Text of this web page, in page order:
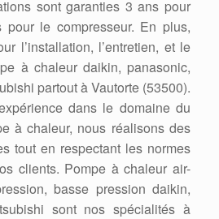
sont garanties 3 ans pour
le compresseur. En plus,
l’installation, l’entretien, et le
à chaleur daikin, panasonic,
partout à Vautorte (53500).
dans le domaine du
à chaleur, nous réalisons des
tout en respectant les normes
clients. Pompe à chaleur air-
basse pression daikin,
sont nos spécialités à